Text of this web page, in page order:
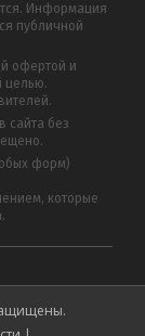
Информация
публичной
офертой и
целью.
сайта без
форм)
которые